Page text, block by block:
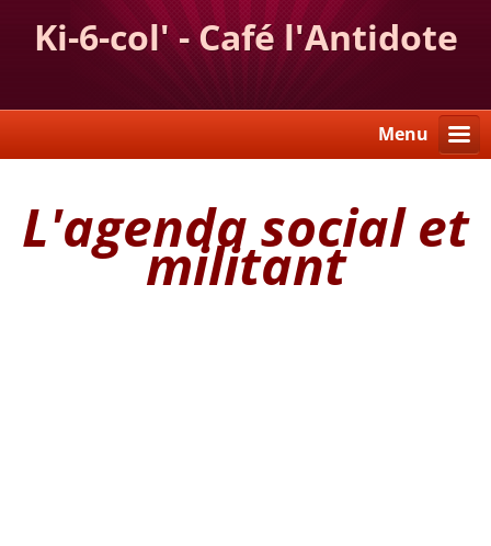
Ki-6-col' - Café l'Antidote
Menu
L'agenda social et
militant